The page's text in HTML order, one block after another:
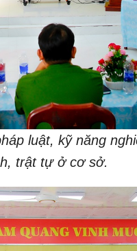
luật, kỹ năng
trật tự ở cơ sở.